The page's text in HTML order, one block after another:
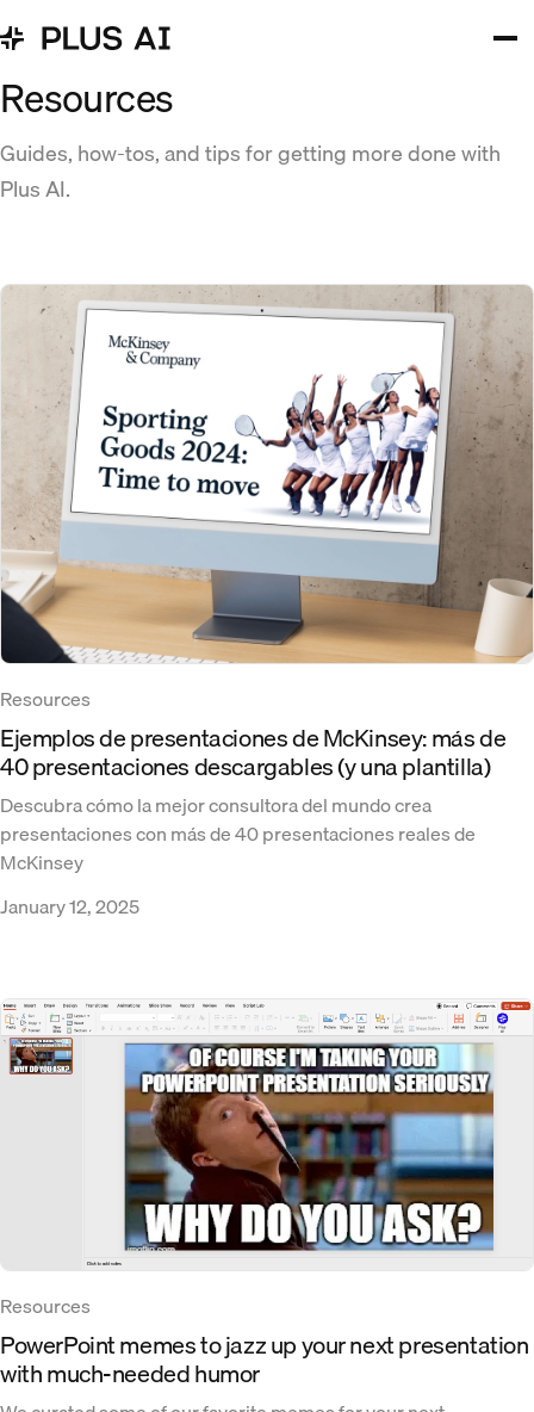
Resources
Guides, how-tos, and tips for getting more done with
Plus AI.
Resources
Ejemplos de presentaciones de McKinsey: más de
40 presentaciones descargables (y una plantilla)
Descubra cómo la mejor consultora del mundo crea
presentaciones con más de 40 presentaciones reales de
McKinsey
January 12, 2025
Resources
PowerPoint memes to jazz up your next presentation
with much-needed humor